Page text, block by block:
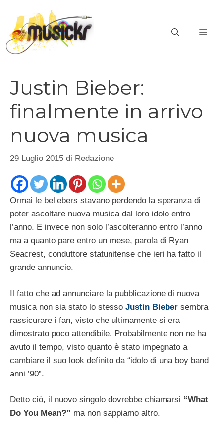
contenuto
Justin Bieber:
finalmente in arrivo
nuova musica
29 Luglio 2015 di Redazione
Ormai le beliebers stavano perdendo la speranza di
poter ascoltare nuova musica dal loro idolo entro
l’anno. E invece non solo l’ascolteranno entro l’anno
ma a quanto pare entro un mese, parola di Ryan
Seacrest, conduttore statunitense che ieri ha fatto il
grande annuncio.
Il fatto che ad annunciare la pubblicazione di nuova
musica non sia stato lo stesso Justin Bieber sembra
rassicurare i fan, visto che ultimamente si era
dimostrato poco attendibile. Probabilmente non ne ha
avuto il tempo, visto quanto è stato impegnato a
cambiare il suo look definito da “idolo di una boy band
anni ’90”.
Detto ciò, il nuovo singolo dovrebbe chiamarsi “What
Do You Mean?” ma non sappiamo altro.